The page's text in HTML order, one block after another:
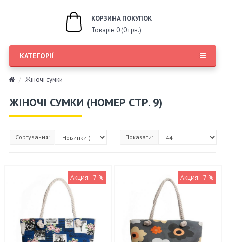
КОРЗИНА ПОКУПОК
Товарів 0 (0 грн.)
КАТЕГОРІЇ
Жіночі сумки
ЖІНОЧІ СУМКИ (НОМЕР СТР. 9)
Сортування: Показати:
Акция: -7 % Акция: -7 %